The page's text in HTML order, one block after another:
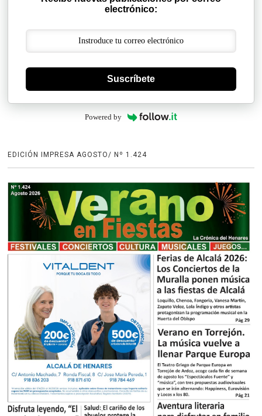
electrónico:
Suscríbete
Powered by
EDICIÓN IMPRESA AGOSTO/ Nº 1.424